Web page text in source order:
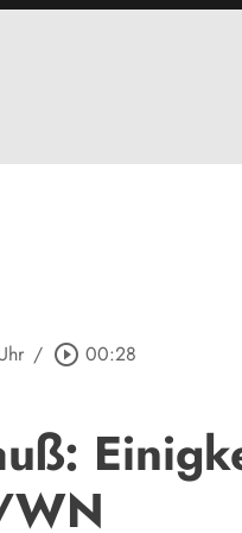
/ play_circle_outline 00:28